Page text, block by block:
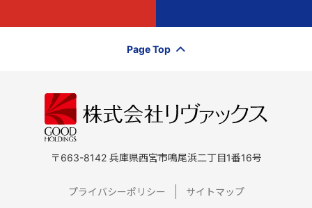
Page Top
〒663-8142 兵庫県西宮市鳴尾浜二丁目1番16号
プライバシーポリシー サイトマップ